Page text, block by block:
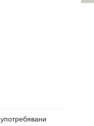
употребявани